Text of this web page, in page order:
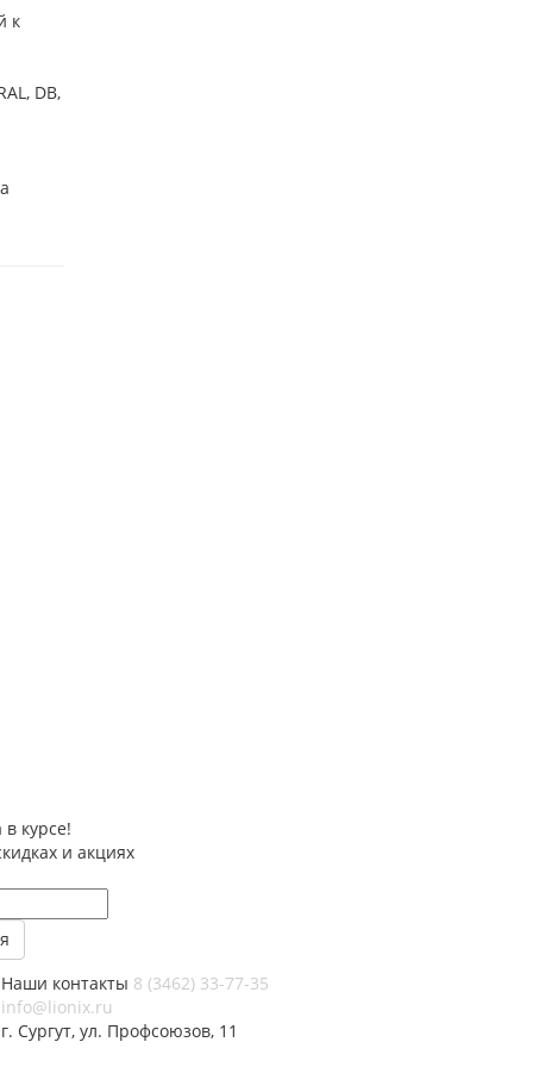
к
DB,
в курсе!
и акциях
Наши контакты 8 (3462) 33-77-35
info@lionix.ru
г. Сургут, ул. Профсоюзов, 11